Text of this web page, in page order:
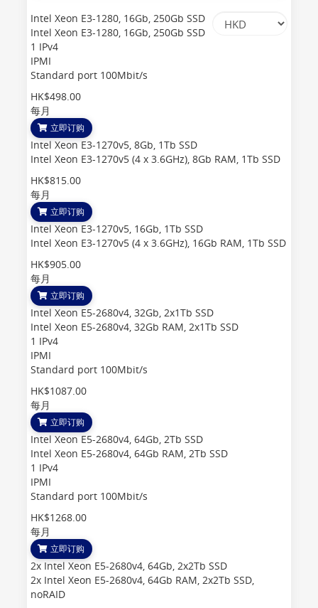
Intel Xeon E3-1280, 16Gb, 250Gb SSD
Intel Xeon E3-1280, 16Gb, 250Gb SSD
1 IPv4
IPMI
Standard port 100Mbit/s
HK$498.00
每月
立即订购
Intel Xeon E3-1270v5, 8Gb, 1Tb SSD
Intel Xeon E3-1270v5 (4 x 3.6GHz), 8Gb RAM, 1Tb SSD
HK$815.00
每月
立即订购
Intel Xeon E3-1270v5, 16Gb, 1Tb SSD
Intel Xeon E3-1270v5 (4 x 3.6GHz), 16Gb RAM, 1Tb SSD
HK$905.00
每月
立即订购
Intel Xeon E5-2680v4, 32Gb, 2x1Tb SSD
Intel Xeon E5-2680v4, 32Gb RAM, 2x1Tb SSD
1 IPv4
IPMI
Standard port 100Mbit/s
HK$1087.00
每月
立即订购
Intel Xeon E5-2680v4, 64Gb, 2Tb SSD
Intel Xeon E5-2680v4, 64Gb RAM, 2Tb SSD
1 IPv4
IPMI
Standard port 100Mbit/s
HK$1268.00
每月
立即订购
2x Intel Xeon E5-2680v4, 64Gb, 2x2Tb SSD
2x Intel Xeon E5-2680v4, 64Gb RAM, 2x2Tb SSD,
noRAID